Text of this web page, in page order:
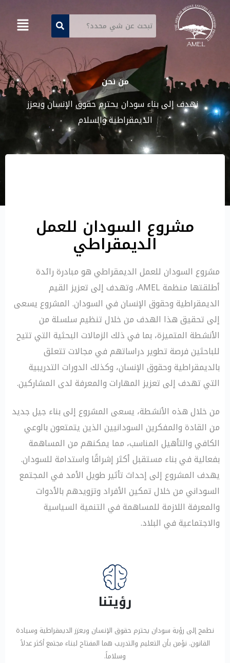
من نحن
نهدف إلى بناء سودان يحترم حقوق الإنسان ويعزز
الديمقراطية والسلام
مشروع السودان للعمل
الديمقراطي
مشروع السودان للعمل الديمقراطي هو مبادرة رائدة
أطلقتها منظمة AMEL، وتهدف إلى تعزيز القيم
الديمقراطية وحقوق الإنسان في السودان. المشروع يسعى
إلى تحقيق هذا الهدف من خلال تنظيم سلسلة من
الأنشطة المتميزة، بما في ذلك الزمالات البحثية التي تتيح
للباحثين فرصة تطوير دراساتهم في مجالات تتعلق
بالديمقراطية وحقوق الإنسان، وكذلك الدورات التدريبية
التي تهدف إلى تعزيز المهارات والمعرفة لدى المشاركين.
من خلال هذه الأنشطة، يسعى المشروع إلى بناء جيل جديد
من القادة والمفكرين السودانيين الذين يتمتعون بالوعي
الكافي والتأهيل المناسب، مما يمكنهم من المساهمة
بفعالية في بناء مستقبل أكثر إشراقًا واستدامة للسودان.
يهدف المشروع إلى إحداث تأثير طويل الأمد في المجتمع
السوداني من خلال تمكين الأفراد وتزويدهم بالأدوات
والمعرفة اللازمة للمساهمة في التنمية السياسية
والاجتماعية في البلاد.
رؤيتنا
نطمح إلى رؤية سودان يحترم حقوق الإنسان ويعزز الديمقراطية وسيادة
القانون. نؤمن بأن التعليم والتدريب هما المفتاح لبناء مجتمع أكثر عدلاً
وسلاماً.